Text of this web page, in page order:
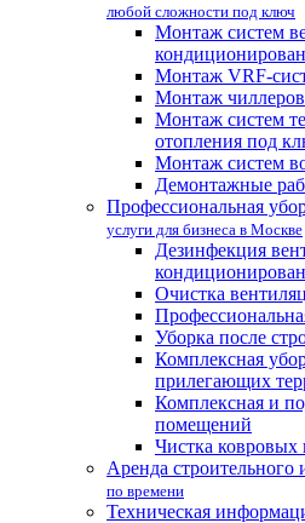
любой сложности под ключ
Монтаж систем
Монтаж VRF-
Монтаж чиллеров
Монтаж систем
отопления под
Монтаж систем
Демонтажные
Профессиональная
услуги для бизнеса в Москве
Дезинфекция
Очистка
Уборка после
Комплексная
прилегающих
Комплексная и
помещений
Чистка
Аренда строительного
по времени
Техническая